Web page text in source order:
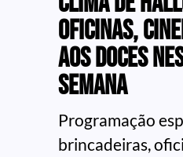
oficinas,
aos doces
semana
Programação
brincadeiras,